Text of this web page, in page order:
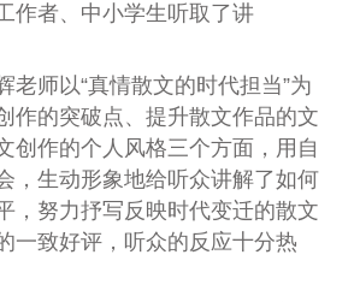
作者、中小学生听取了讲
老师以“真情散文的时代担当”为
作的突破点、提升散文作品的文
创作的个人风格三个方面，用自
，生动形象地给听众讲解了如何
，努力抒写反映时代变迁的散文
一致好评，听众的反应十分热